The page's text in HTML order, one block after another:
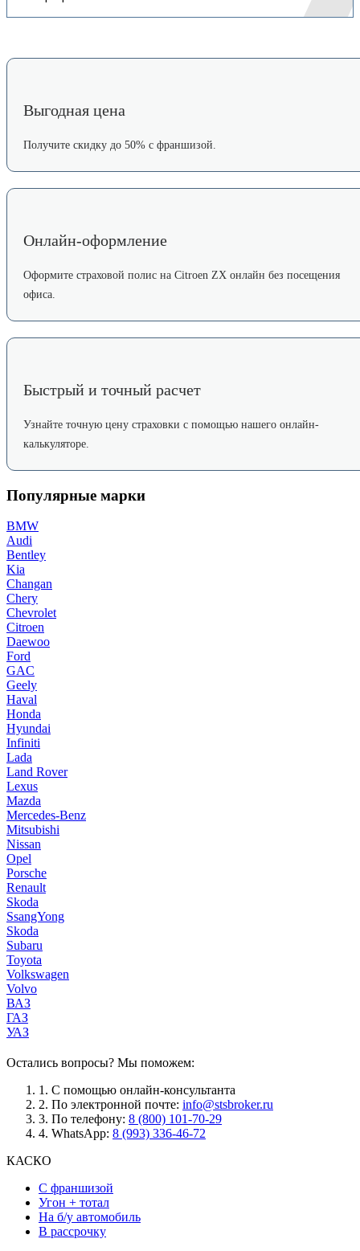
Выгодная цена
Получите скидку до 50% с франшизой.
Онлайн-оформление
Оформите страховой полис на Citroen ZX онлайн без посещения
офиса.
Быстрый и точный расчет
Узнайте точную цену страховки с помощью нашего онлайн-
калькуляторе.
Популярные марки
BMW
Audi
Bentley
Kia
Changan
Chery
Chevrolet
Citroen
Daewoo
Ford
GAC
Geely
Haval
Honda
Hyundai
Infiniti
Lada
Land Rover
Lexus
Mazda
Mercedes-Benz
Mitsubishi
Nissan
Opel
Porsche
Renault
Skoda
SsangYong
Skoda
Subaru
Toyota
Volkswagen
Volvo
ВАЗ
ГАЗ
УАЗ
Остались вопросы? Мы поможем:
1. С помощью онлайн-консультанта
2. По электронной почте: info@stsbroker.ru
3. По телефону: 8 (800) 101-70-29
4. WhatsApp: 8 (993) 336-46-72
КАСКО
С франшизой
Угон + тотал
На б/у автомобиль
В рассрочку